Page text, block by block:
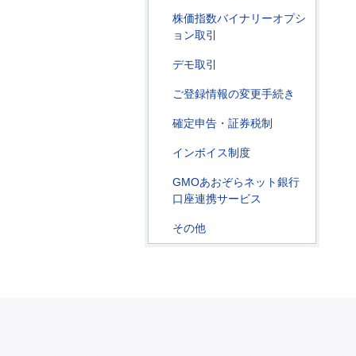
株価指数バイナリーオプシ
ョン取引
デモ取引
ご登録情報の変更手続き
確定申告・証券税制
インボイス制度
GMOあおぞらネット銀行
口座連携サービス
その他